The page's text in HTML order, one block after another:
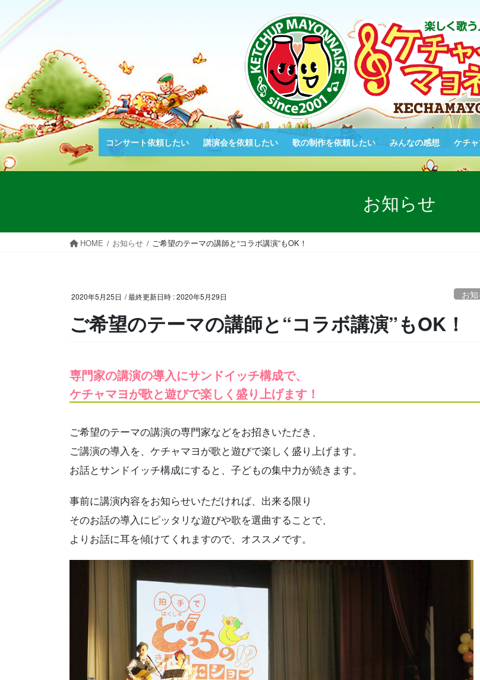
テ
ン
ス
キ
ッ
プ
ゲ
ー
ン
に
移
動
コンサート依頼したい 講演会を依頼したい 歌の制作を依頼したい みんなの感想 ケチ
お知らせ
HOME お知らせ ご希望のテーマの講師と“コラボ講演”もOK！
2020年5月25日 / 最終更新日時 :2020年5月29日 お
ご希望のテーマの講師と“コラボ講演”もOK！
専門家の講演の導入にサンドイッチ構成で、
ケチャマヨが歌と遊びで楽しく盛り上げます！
ご希望のテーマの講演の専門家などをお招きいただき、
ご講演の導入を、ケチャマヨが歌と遊びで楽しく盛り上げます。
お話とサンドイッチ構成にすると、子どもの集中力が続きます。
事前に講演内容をお知らせいただければ、出来る限り
そのお話の導入にピッタリな遊びや歌を選曲することで、
よりお話に耳を傾けてくれますので、オススメです。